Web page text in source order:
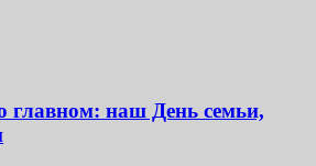
главном: наш День семьи,